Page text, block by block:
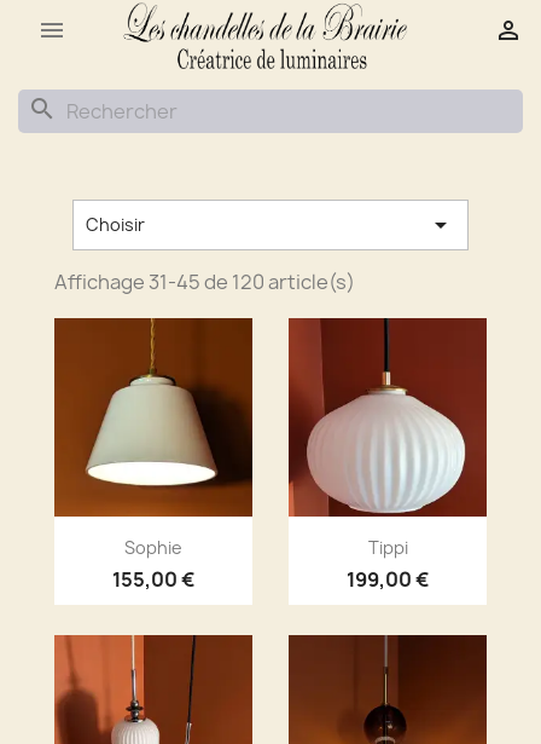
 
search
Choisir 
Affichage 31-45 de 120 article(s)
Aperçu rapide
Sophie
155,00 €
Aperçu rapide
Tippi
199,00 €
Cookies management panel